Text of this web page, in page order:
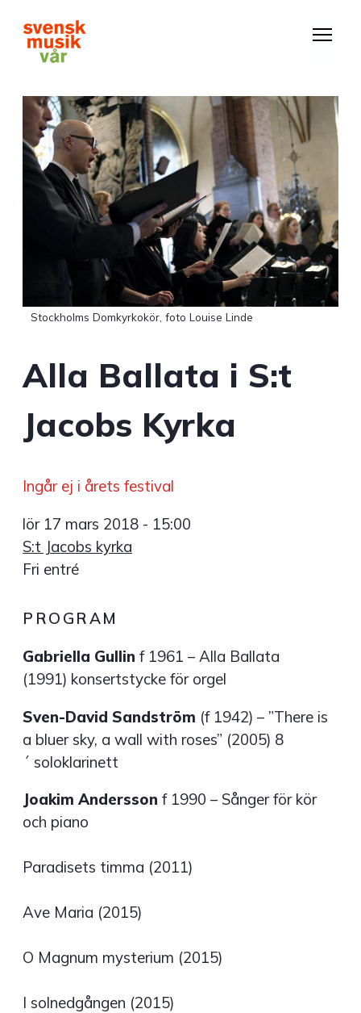
huvudinnehåll
Stockholms Domkyrkokör, foto Louise Linde
Alla Ballata i S:t
Jacobs Kyrka
Ingår ej i årets festival
lör 17 mars 2018 - 15:00
S:t Jacobs kyrka
Fri entré
PROGRAM
Gabriella Gullin f 1961 – Alla Ballata
(1991) konsertstycke för orgel
Sven-David Sandström (f 1942) – ”There is
a bluer sky, a wall with roses” (2005) 8
´ soloklarinett
Joakim Andersson f 1990 – Sånger för kör
och piano
Paradisets timma (2011)
Ave Maria (2015)
O Magnum mysterium (2015)
I solnedgången (2015)